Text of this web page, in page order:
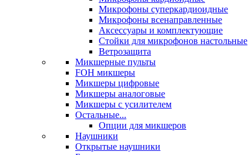
Микрофоны суперкардиоидные
Микрофоны всенаправленные
Аксессуары и комплектующие
Стойки для микрофонов настольные
Ветрозащита
Микшерные пульты
FOH микшеры
Микшеры цифровые
Микшеры аналоговые
Микшеры с усилителем
Остальные...
Опции для микшеров
Наушники
Открытые наушники